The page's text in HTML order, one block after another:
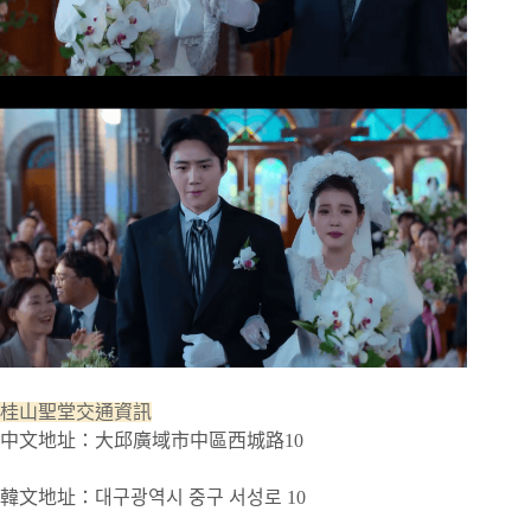
桂山聖堂交通資訊
中文地址：大邱廣域市中區西城路10
韓文地址：대구광역시 중구 서성로 10